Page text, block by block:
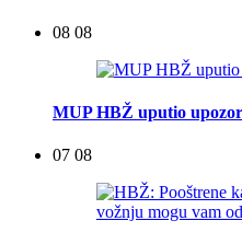
08 08
MUP HBŽ uputio
07 08